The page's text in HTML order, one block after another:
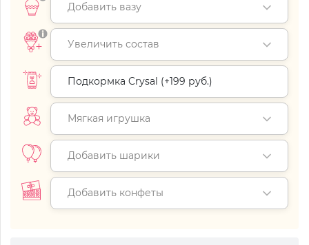
Добавить вазу
Увеличить состав
Подкормка Crysal (+199 руб.)
Мягкая игрушка
Добавить шарики
Добавить конфеты